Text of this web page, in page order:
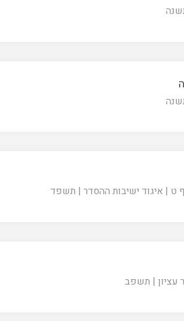
ט |איגוד ישיבות ההסדר | תשפד
עציון | תשפב